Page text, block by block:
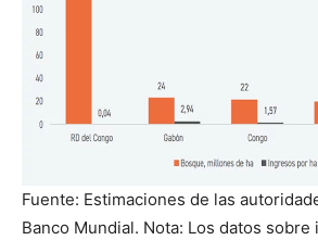
Fuente: Estimaciones de las
Banco Mundial. Nota: Los datos sobre